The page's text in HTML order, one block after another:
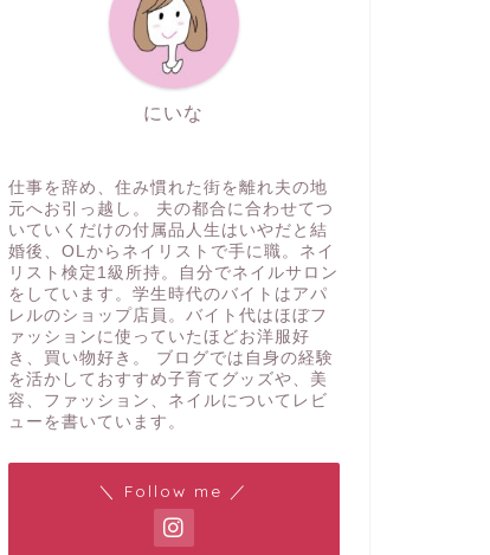
にいな
仕事を辞め、住み慣れた街を離れ夫の地
元へお引っ越し。 夫の都合に合わせてつ
いていくだけの付属品人生はいやだと結
婚後、OLからネイリストで手に職。ネイ
リスト検定1級所持。自分でネイルサロン
をしています。学生時代のバイトはアパ
レルのショップ店員。バイト代はほぼフ
ァッションに使っていたほどお洋服好
き、買い物好き。 ブログでは自身の経験
を活かしておすすめ子育てグッズや、美
容、ファッション、ネイルについてレビ
ューを書いています。
＼ Follow me ／